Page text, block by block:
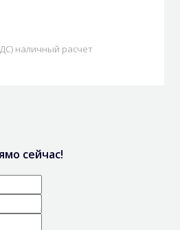
наличный расчет
сейчас!